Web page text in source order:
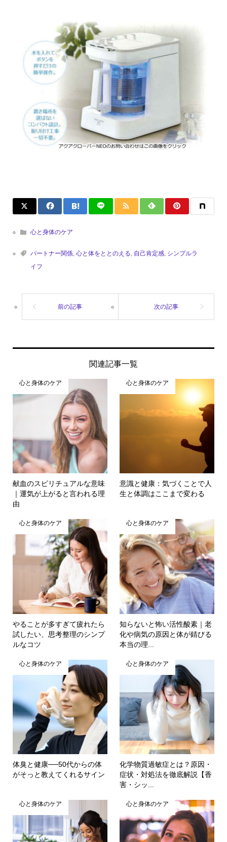
心と身体のケア
パートナー関係 ,心と体をととのえる 自己肯定感 シンプルラ
イフ
関連記事一覧
心と身体のケア
献血のスピリチュアルな意味
｜運気が上がると言われる理
由
心と身体のケア
意識と健康：気づくことで人
生と体調はここまで変わる
心と身体のケア
やることが多すぎて疲れたら
試したい、思考整理のシンプ
ルなコツ
心と身体のケア
知らないと怖い活性酸素｜老
化や病気の原因と体が錆びる
本当の理...
心と身体のケア
体臭と健康──50代からの体
がそっと教えてくれるサイン
心と身体のケア
化学物質過敏症とは？原因・
症状・対処法を徹底解説【香
害・シッ...
心と身体のケア 心と身体のケア